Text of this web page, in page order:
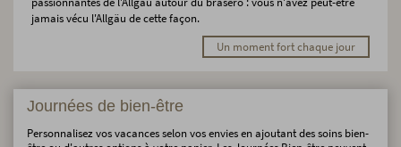
jamais vécu l'Allgäu de cette façon.
Un moment fort chaque jour
Journées de bien-être
Personnalisez vos vacances selon vos envies en ajoutant des soins bien-